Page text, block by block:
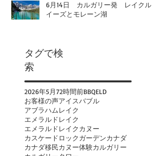
6月14日 カルガリー発 レイクル
イーズとモレーン湖
タグで検
索
2026年5月72時間前BBQELD
お客様の声アイスバブル
アブラハムレイク
エメラルドレイク
エメラルドレイクカヌー
カスケードロックガーデンカナダ
カナダ移民カヌー体験カルガリー